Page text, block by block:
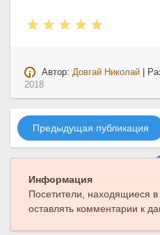
Автор:Довгай Николай |
2018
Предыдущая публикация
Информация
Посетители, находящиеся в
оставлять комментарии к